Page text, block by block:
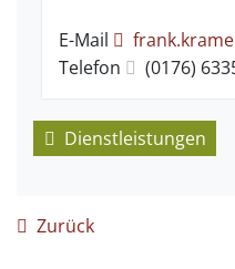
E-Mail
Telefon
(0176) 63
Dienstleistungen
Zurück